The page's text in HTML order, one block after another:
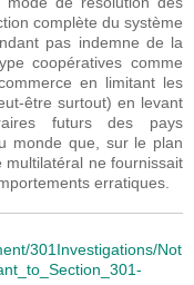
complète du système
pas indemne de la
coopératives comme
en limitant les
être surtout) en levant
futurs des pays
monde que, sur le plan
multilatéral ne fournissait
erratiques.
301Investigations/Not